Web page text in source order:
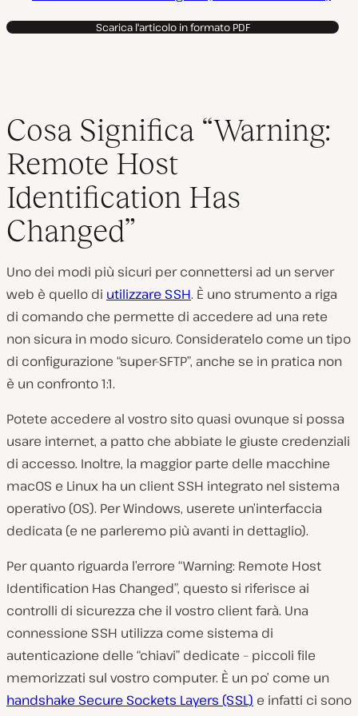
Scarica l'articolo in formato PDF
Cosa Significa “Warning:
Remote Host
Identification Has
Changed”
Uno dei modi più sicuri per connettersi ad un server
web è quello di utilizzare SSH. È uno strumento a riga
di comando che permette di accedere ad una rete
non sicura in modo sicuro. Consideratelo come un tipo
di configurazione “super-SFTP”, anche se in pratica non
è un confronto 1:1.
Potete accedere al vostro sito quasi ovunque si possa
usare internet, a patto che abbiate le giuste credenziali
di accesso. Inoltre, la maggior parte delle macchine
macOS e Linux ha un client SSH integrato nel sistema
operativo (OS). Per Windows, userete un’interfaccia
dedicata (e ne parleremo più avanti in dettaglio).
Per quanto riguarda l’errore “Warning: Remote Host
Identification Has Changed”, questo si riferisce ai
controlli di sicurezza che il vostro client farà. Una
connessione SSH utilizza come sistema di
autenticazione delle “chiavi” dedicate – piccoli file
memorizzati sul vostro computer. È un po’ come un
handshake Secure Sockets Layers (SSL) e infatti ci sono